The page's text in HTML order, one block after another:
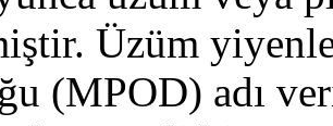
Üzüm
(MPOD) adı